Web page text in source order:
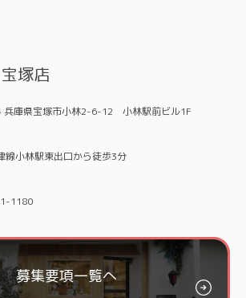
塚店
兵庫県宝塚市小林2-6-12 小林駅前ビル1F
線小林駅東出口から徒歩3分
1180
募集要項一覧へ